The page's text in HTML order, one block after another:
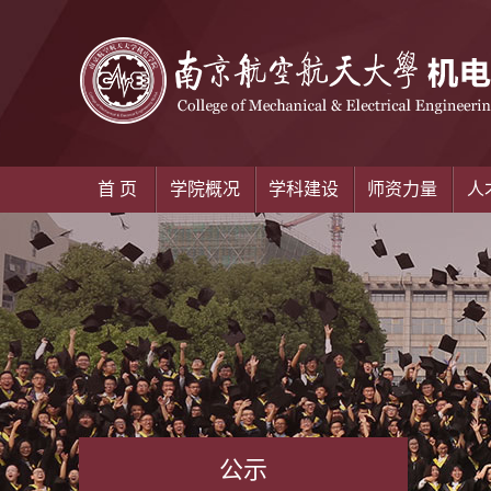
首 页 学院概况 学科建设 师资力量 人
公示